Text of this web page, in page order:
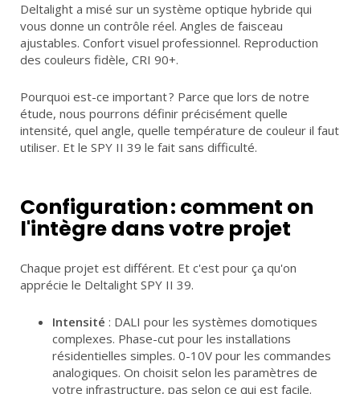
Deltalight a misé sur un système optique hybride qui
vous donne un contrôle réel. Angles de faisceau
ajustables. Confort visuel professionnel. Reproduction
des couleurs fidèle, CRI 90+.
Pourquoi est-ce important ? Parce que lors de notre
étude, nous pourrons définir précisément quelle
intensité, quel angle, quelle température de couleur il faut
utiliser. Et le SPY II 39 le fait sans difficulté.
Configuration : comment on
l'intègre dans votre projet
Chaque projet est différent. Et c'est pour ça qu'on
apprécie le Deltalight SPY II 39.
Intensité : DALI pour les systèmes domotiques
complexes. Phase-cut pour les installations
résidentielles simples. 0-10V pour les commandes
analogiques. On choisit selon les paramètres de
votre infrastructure, pas selon ce qui est facile.